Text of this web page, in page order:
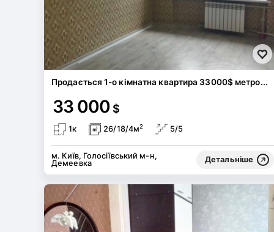
Продається 1-о кімнатна квартира 33000$ метро...
33 000 $
1к 26/18/4м2 5/5
м. Київ, Голосіївський м-н,
Демеевка
Детальніше